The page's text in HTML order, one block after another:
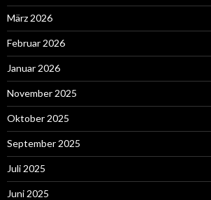
März 2026
Februar 2026
Januar 2026
November 2025
Oktober 2025
September 2025
Juli 2025
Juni 2025